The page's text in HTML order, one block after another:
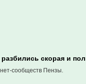
скорая и
сообществ Пензы.